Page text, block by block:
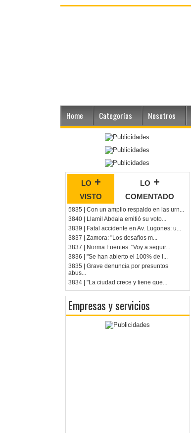
Home Categorías Nosotros
lo +
visto
lo +
comentado
5835 | Con un amplio respaldo en las urn...
3840 | Llamil Abdala emitió su voto...
3839 | Fatal accidente en Av. Lugones: u...
3837 | Zamora: "Los desafíos m...
3837 | Norma Fuentes: "Voy a seguir...
3836 | "Se han abierto el 100% de l...
3835 | Grave denuncia por presuntos
abus...
3834 | "La ciudad crece y tiene que...
Empresas y servicios